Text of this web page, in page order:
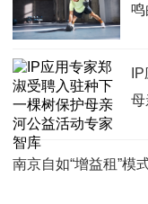
鸣
母
南京自如“增益租”模